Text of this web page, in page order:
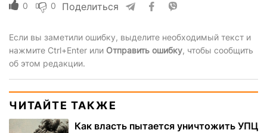
0 0 Поделиться
Если вы заметили ошибку, выделите необходимый текст и
нажмите Ctrl+Enter или Отправить ошибку, чтобы сообщить
об этом редакции.
ЧИТАЙТЕ ТАКЖЕ
Как власть пытается уничтожить УПЦ